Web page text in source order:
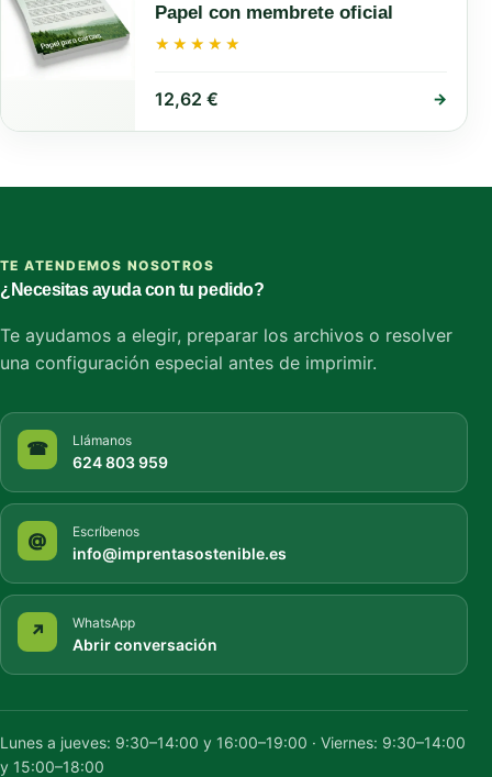
Papel con membrete oficial
★★★★★
★★★★★
12,62 € →
TE ATENDEMOS NOSOTROS
¿Necesitas ayuda con tu pedido?
Te ayudamos a elegir, preparar los archivos o resolver
una configuración especial antes de imprimir.
☎ Llámanos
624 803 959
@ Escríbenos
info@imprentasostenible.es
↗ WhatsApp
Abrir conversación
Lunes a jueves: 9:30–14:00 y 16:00–19:00 · Viernes: 9:30–14:00
y 15:00–18:00